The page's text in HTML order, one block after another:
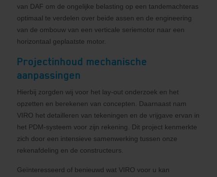
van DAF om de ongelijke belasting op een tandemachteras
optimaal te verdelen over beide assen en de engineering
van de ombouw van een verticale seriemotor naar een
horizontaal geplaatste motor.
Projectinhoud mechanische
aanpassingen
Hierbij zorgden wij voor het lay-out onderzoek en het
opzetten en berekenen van concepten. Daarnaast nam
VIRO het detailleren van tekeningen en de vrijgave ervan in
het PDM-systeem voor zijn rekening. Dit project kenmerkte
zich door een intensieve samenwerking tussen onze
rekenafdeling en de constructeurs.
Geïnteresseerd of benieuwd wat VIRO voor u kan